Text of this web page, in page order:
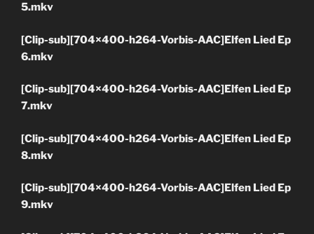
5.mkv
[Clip-sub][704×400-h264-Vorbis-AAC]Elfen Lied Ep
6.mkv
[Clip-sub][704×400-h264-Vorbis-AAC]Elfen Lied Ep
7.mkv
[Clip-sub][704×400-h264-Vorbis-AAC]Elfen Lied Ep
8.mkv
[Clip-sub][704×400-h264-Vorbis-AAC]Elfen Lied Ep
9.mkv